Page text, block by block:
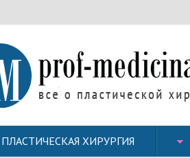
ПЛАСТИЧЕСКАЯ ХИРУРГИЯ